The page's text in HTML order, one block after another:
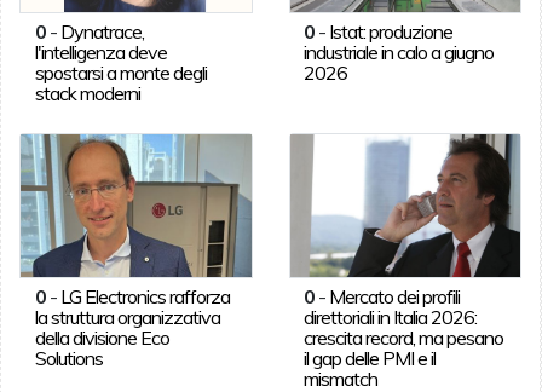
0- Dynatrace,
l'intelligenza deve
spostarsi a monte degli
stack moderni
0 - Istat: produzione
industriale in calo a giugno
2026
0- LG Electronics rafforza
la struttura organizzativa
della divisione Eco
Solutions
0 - Mercato dei profili
direttoriali in Italia 2026:
crescita record, ma pesano
il gap delle PMI e il
mismatch